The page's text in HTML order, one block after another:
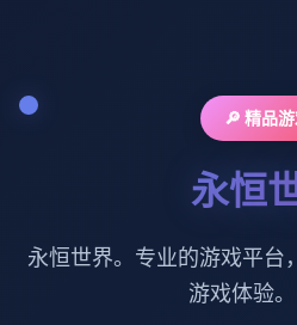
🔎 精品
永恒
永恒世界。专业的游戏平台
游戏体验。